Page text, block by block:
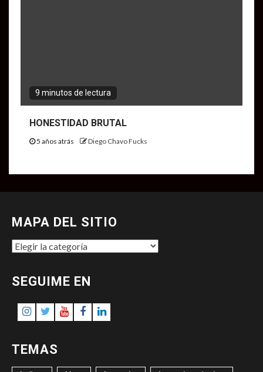
9 minutos de lectura
HONESTIDAD BRUTAL
5 años atrás Diego Chavo Fucks
MAPA DEL SITIO
MAPA
SITIO
SEGUIME EN
Instagram
TwitterYoutubeFacebookLinkedIn
TEMAS